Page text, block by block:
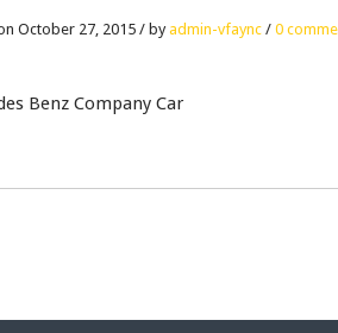
October 27, 2015 / byadmin-vfaync / 0
Benz Company Car